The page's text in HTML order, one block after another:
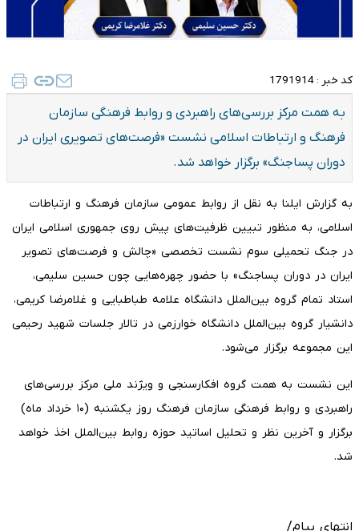
کد خبر : 1791914
به همت مرکز بررسی‌های راهبردی و روابط فرهنگی سازمان
فرهنگ و ارتباطات اسلامی نشست «فرصت‌های تصویری ایران در
دوران پساجنگ» برگزار خواهد شد.
به گزارش ایلنا به نقل از روابط عمومی سازمان فرهنگ و ارتباطات
اسلامی، به منظور تبیین ظرفیت‌های پیش روی جمهوری اسلامی ایران
در جنگ تحمیلی سوم نشست تخصصی «چالش و فرصت‌های تصویر
ایران در دوران پساجنگ» با حضور چهره‌هایی چون حسین سلیمی،
استاد تمام گروه بین‌الملل دانشگاه علامه طباطبایی و غلامرضا کریمی،
دانشیار گروه بین‌الملل دانشگاه خوارزمی در تالار جلسات شهید رحیمی
این مجموعه برگزار می‌شود.
این نشست به همت گروه افکارسنجی و ویژند ملی مرکز بررسی‌های
راهبردی و روابط فرهنگی سازمان فرهنگ روز یکشنبه (۱۰ خرداد ماه)
برگزار و آخرین نظر و تحلیل اساتید حوزه روابط بین‌الملل اخذ خواهد
شد.
انتهای پیام/